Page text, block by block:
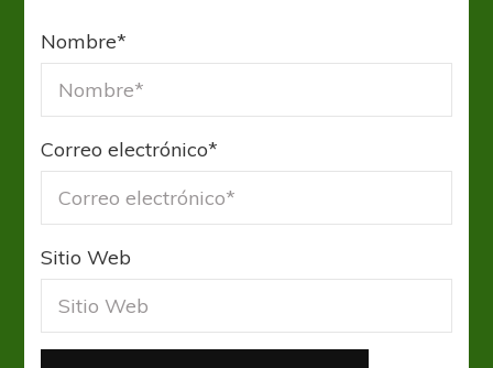
Nombre*
Correo electrónico*
Sitio Web